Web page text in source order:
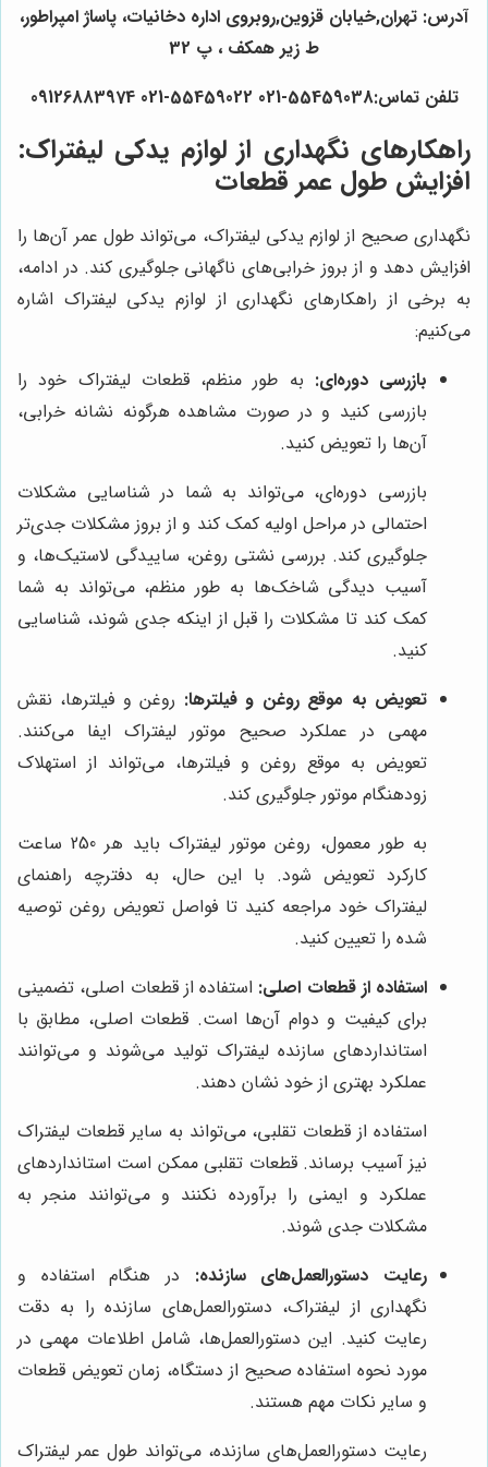
آدرس: تهران,خیابان قزوین,روبروی اداره دخانیات، پاساژ امپراطور،
ط زیر همکف ، پ 32
تلفن تماس:55459038-021 55459022-021 09126883974
راهکارهای نگهداری از لوازم یدکی لیفتراک:
افزایش طول عمر قطعات
نگهداری صحیح از لوازم یدکی لیفتراک، می‌تواند طول عمر آن‌ها را
افزایش دهد و از بروز خرابی‌های ناگهانی جلوگیری کند. در ادامه،
به برخی از راهکارهای نگهداری از لوازم یدکی لیفتراک اشاره
می‌کنیم:
بازرسی دوره‌ای: به طور منظم، قطعات لیفتراک خود را
بازرسی کنید و در صورت مشاهده هرگونه نشانه خرابی،
آن‌ها را تعویض کنید.
بازرسی دوره‌ای، می‌تواند به شما در شناسایی مشکلات
احتمالی در مراحل اولیه کمک کند و از بروز مشکلات جدی‌تر
جلوگیری کند. بررسی نشتی روغن، ساییدگی لاستیک‌ها، و
آسیب دیدگی شاخک‌ها به طور منظم، می‌تواند به شما
کمک کند تا مشکلات را قبل از اینکه جدی شوند، شناسایی
کنید.
تعویض به موقع روغن و فیلترها: روغن و فیلترها، نقش
مهمی در عملکرد صحیح موتور لیفتراک ایفا می‌کنند.
تعویض به موقع روغن و فیلترها، می‌تواند از استهلاک
زودهنگام موتور جلوگیری کند.
به طور معمول، روغن موتور لیفتراک باید هر 250 ساعت
کارکرد تعویض شود. با این حال، به دفترچه راهنمای
لیفتراک خود مراجعه کنید تا فواصل تعویض روغن توصیه
شده را تعیین کنید.
استفاده از قطعات اصلی: استفاده از قطعات اصلی، تضمینی
برای کیفیت و دوام آن‌ها است. قطعات اصلی، مطابق با
استانداردهای سازنده لیفتراک تولید می‌شوند و می‌توانند
عملکرد بهتری از خود نشان دهند.
استفاده از قطعات تقلبی، می‌تواند به سایر قطعات لیفتراک
نیز آسیب برساند. قطعات تقلبی ممکن است استانداردهای
عملکرد و ایمنی را برآورده نکنند و می‌توانند منجر به
مشکلات جدی شوند.
رعایت دستورالعمل‌های سازنده: در هنگام استفاده و
نگهداری از لیفتراک، دستورالعمل‌های سازنده را به دقت
رعایت کنید. این دستورالعمل‌ها، شامل اطلاعات مهمی در
مورد نحوه استفاده صحیح از دستگاه، زمان تعویض قطعات
و سایر نکات مهم هستند.
رعایت دستورالعمل‌های سازنده، می‌تواند طول عمر لیفتراک